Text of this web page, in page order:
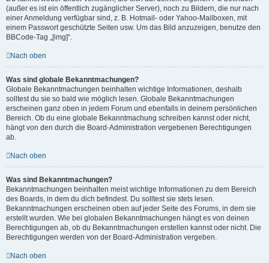
(außer es ist ein öffentlich zugänglicher Server), noch zu Bildern, die nur nach
einer Anmeldung verfügbar sind, z. B. Hotmail- oder Yahoo-Mailboxen, mit
einem Passwort geschützte Seiten usw. Um das Bild anzuzeigen, benutze den
BBCode-Tag „[img]“.
Nach oben
Was sind globale Bekanntmachungen?
Globale Bekanntmachungen beinhalten wichtige Informationen, deshalb
solltest du sie so bald wie möglich lesen. Globale Bekanntmachungen
erscheinen ganz oben in jedem Forum und ebenfalls in deinem persönlichen
Bereich. Ob du eine globale Bekanntmachung schreiben kannst oder nicht,
hängt von den durch die Board-Administration vergebenen Berechtigungen
ab.
Nach oben
Was sind Bekanntmachungen?
Bekanntmachungen beinhalten meist wichtige Informationen zu dem Bereich
des Boards, in dem du dich befindest. Du solltest sie stets lesen.
Bekanntmachungen erscheinen oben auf jeder Seite des Forums, in dem sie
erstellt wurden. Wie bei globalen Bekanntmachungen hängt es von deinen
Berechtigungen ab, ob du Bekanntmachungen erstellen kannst oder nicht. Die
Berechtigungen werden von der Board-Administration vergeben.
Nach oben